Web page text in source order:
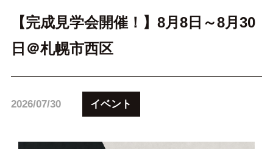
【完成見学会開催！】8月8日～8月30
日＠札幌市西区
2026/07/30 イベント